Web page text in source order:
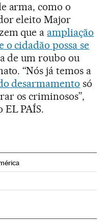
arma, como o
eleito Major
que a ampliação
cidadão possa se
de um roubo ou
“Nós já temos a
desarmamento só
os criminosos”,
PAÍS.